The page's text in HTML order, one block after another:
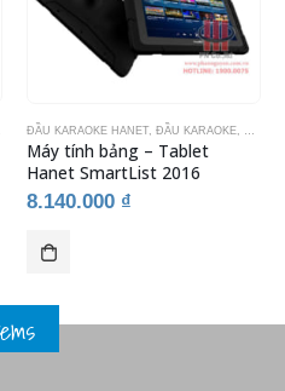
ĐẦU KARAOKE HANET ĐẦU KARAOKE
Máy tính bảng – Tablet
Hanet SmartList 2016
8.140.000 ₫